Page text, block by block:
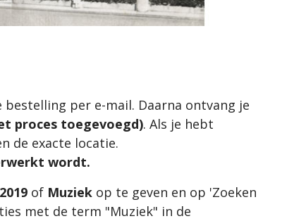
per e-mail. Daarna ontvang je
proces toegevoegd). Als je hebt
de exacte locatie.
wordt.
of Muziek op te geven en op 'Zoeken
met de term "Muziek" in de